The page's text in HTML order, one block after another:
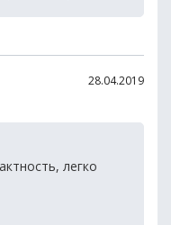
28.04.2019
легко